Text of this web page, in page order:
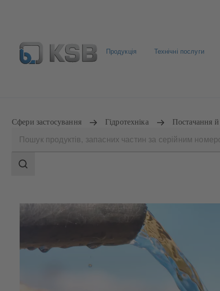
Продукція Технічні послуги
Сфери застосування Гідротехніка Постачання
scope
Search